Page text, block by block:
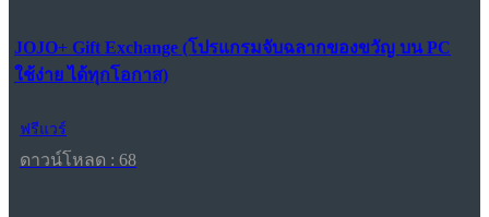
JOJO+ Gift Exchange (โปรแกรมจับฉลากของขวัญ บน PC
ใช้ง่าย ได้ทุกโอกาส)
ฟรีแวร์
ดาวน์โหลด : 68